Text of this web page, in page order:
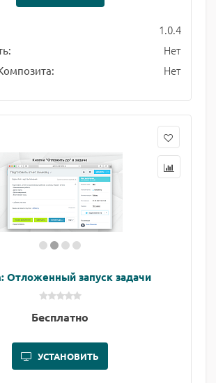
1.0.4
Нет
Нет
Отложенный запуск задачи
Бесплатно
УСТАНОВИТЬ